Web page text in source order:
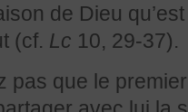
de Dieu
(cf. Lc 10, 29-37).
pas que le